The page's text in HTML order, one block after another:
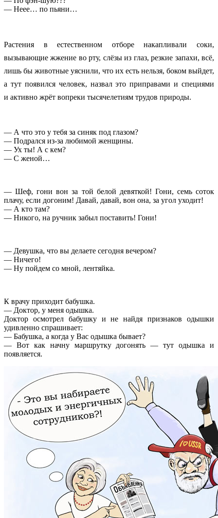
— Неее… по пьяни…
Растения в естественном отборе накапливали соки,
вызывающие жжение во рту, слёзы из глаз, резкие запахи, всё,
лишь бы животные уяснили, что их есть нельзя, боком выйдет,
а тут появился человек, назвал это приправами и специями
и активно жрёт вопреки тысячелетиям трудов природы.
— А что это у тeбя за синяк под глазом?
— Подрался из-за любимой жeнщины.
— Ух ты! А с кeм?
— С женой…
— Шеф, гони вон за той белой девяткой! Гони, семь соток
плачу, если догоним! Давай, давай, вон она, за угол уходит!
— А кто там?
— Никого, на ручник забыл поставить! Гони!
— Девушка, что вы делаете сегодня вечером?
— Ничего!
— Ну пойдем со мной, лентяйка.
К врачу приходит бабушка.
— Доктор, у меня одышка.
Доктор осмотрел бабушку и не найдя признаков одышки
удивленно спрашивает:
— Бабушка, а когда у Вас одышка бывает?
— Вот как начну маршрутку догонять — тут одышка и
появляется.